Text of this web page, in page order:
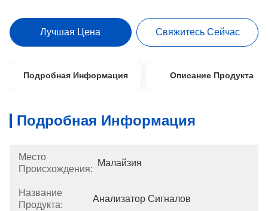
Лучшая Цена Свяжитесь Сейчас
Подробная Информация Описание Продукта
Подробная Информация
Место
Происхождения:
Малайзия
Название
Продукта:
Анализатор Сигналов